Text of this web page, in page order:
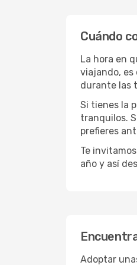
Cuándo
La hora en
viajando, es
durante las
Si tienes la
tranquilos.
prefieres
Te
año y así
Adoptar